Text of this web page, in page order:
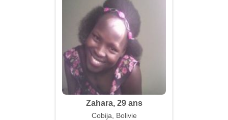
Zahara, 29 ans
Cobija, Bolivie